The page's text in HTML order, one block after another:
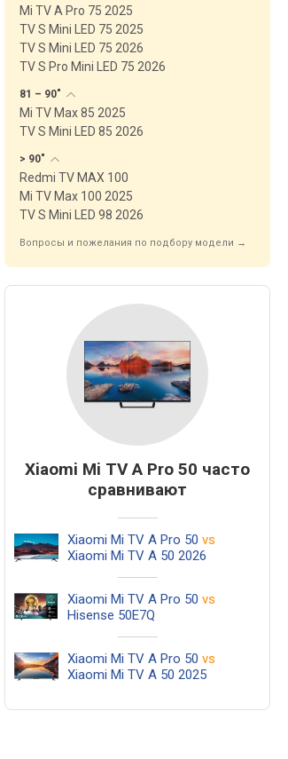
Brateck LPA52-443
от 890 грн.
Tanix TX5 2/16 GB
от 1 549 грн.
Mi TV A Pro 75 2025
TV S Mini LED 75 2025
TV S Mini LED 75 2026
TV S Pro Mini LED 75 2026
81 – 90"
Mi TV Max 85 2025
TV S Mini LED 85 2026
> 90"
Redmi TV MAX 100
Mi TV Max 100 2025
TV S Mini LED 98 2026
Вопросы и пожелания по подбору модели →
Xiaomi Mi TV A Pro 50 часто
сравнивают
Xiaomi Mi TV A Pro 50 vs
Xiaomi Mi TV A 50 2026
Xiaomi Mi TV A Pro 50 vs
Hisense 50E7Q
Xiaomi Mi TV A Pro 50 vs
Xiaomi Mi TV A 50 2025